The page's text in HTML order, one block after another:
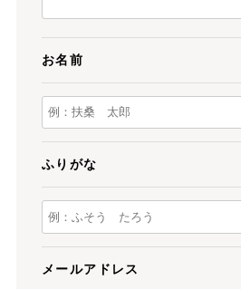
お名前
ふりがな
メールアドレス